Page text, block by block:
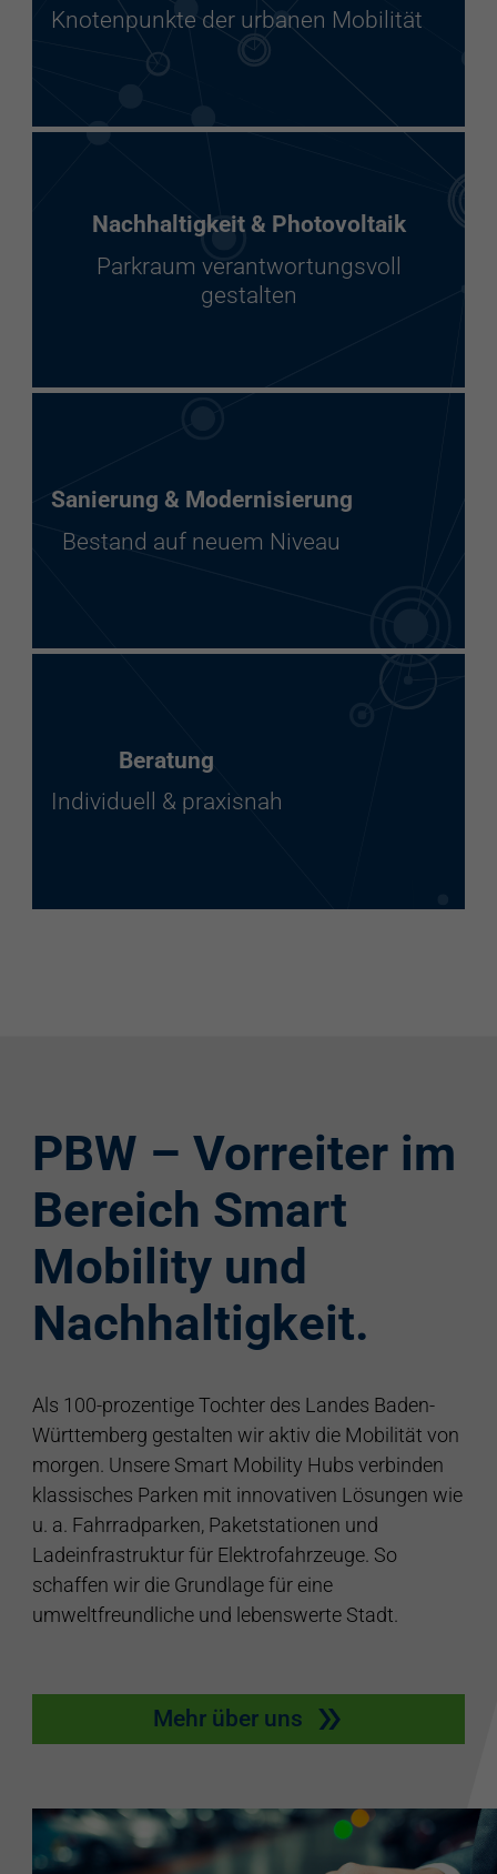
Knotenpunkte der urbanen Mobilität
Nachhaltigkeit & Photovoltaik
Parkraum verantwortungsvoll
gestalten
Sanierung & Modernisierung
Bestand auf neuem Niveau
Beratung
Individuell & praxisnah
PBW – Vorreiter im
Bereich Smart
Mobility und
Nachhaltigkeit.
Als 100-prozentige Tochter des Landes Baden-
Württemberg gestalten wir aktiv die Mobilität von
morgen. Unsere Smart Mobility Hubs verbinden
klassisches Parken mit innovativen Lösungen wie
u. a. Fahrradparken, Paketstationen und
Ladeinfrastruktur für Elektrofahrzeuge. So
schaffen wir die Grundlage für eine
umweltfreundliche und lebenswerte Stadt.
Mehr über uns